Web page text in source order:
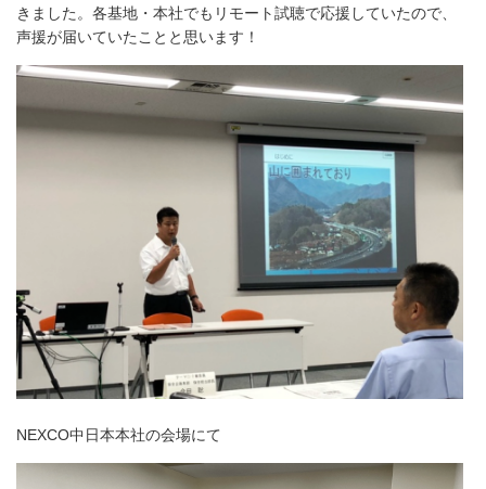
きました。各基地・本社でもリモート試聴で応援していたので、
声援が届いていたことと思います！
NEXCO中日本本社の会場にて